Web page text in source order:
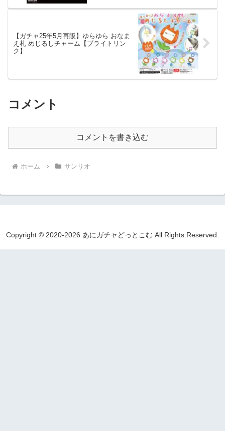
【ガチャ25年5月再販】ゆらゆら おなま
え札 めじるしチャーム【ブライトリン
ク】
コメント
コメントを書き込む
ホーム サンリオ
Copyright © 2020-2026 あにガチャどっとこむ All Rights Reserved.